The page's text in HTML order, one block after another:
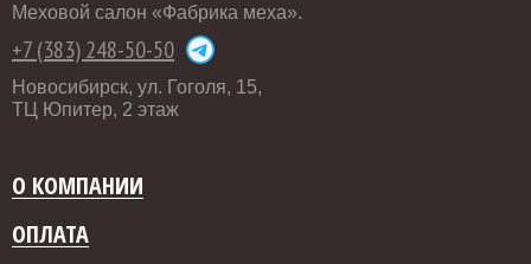
Меховой салон «Фабрика меха».
+7 (383) 248-50-50
Новосибирск, ул. Гоголя, 15,
ТЦ Юпитер, 2 этаж
О КОМПАНИИ
ОПЛАТА